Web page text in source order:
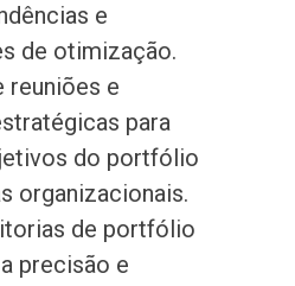
e
de otimização.
reuniões e
para
do portfólio
organizacionais.
de portfólio
precisão e